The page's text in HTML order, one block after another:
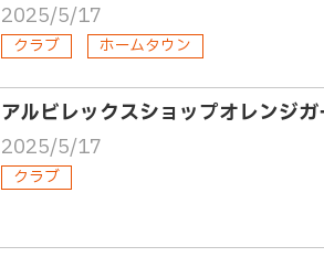
2025/5/17
クラブ ホームタウン
アルビレックスショップオレンジ
2025/5/17
クラブ